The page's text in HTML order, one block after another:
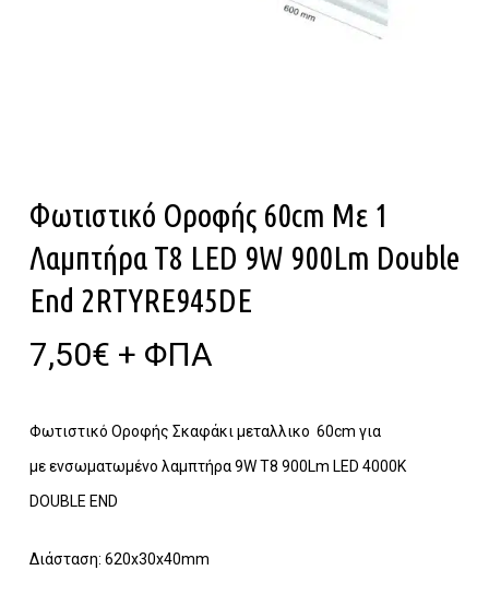
Φωτιστικό Οροφής 60cm Με 1
Λαμπτήρα T8 LED 9W 900Lm Double
End 2RTYRE945DE
7,50€ + ΦΠΑ
Φωτιστικό Οροφής Σκαφάκι μεταλλικο 60cm για
με ενσωματωμένο λαμπτήρα 9W T8 900Lm LED 4000K
DOUBLE END
Διάσταση: 620x30x40mm